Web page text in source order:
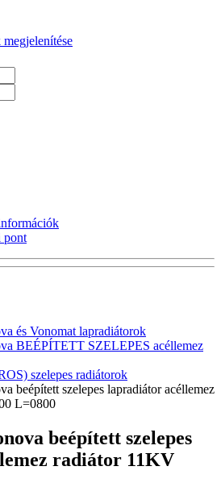
pont
és Vonomat lapradiátorok
BEÉPÍTETT SZELEPES acéllemez
szelepes radiátorok
beépített szelepes lapradiátor acéllemez
L=0800
beépített szelepes
radiátor 11KV